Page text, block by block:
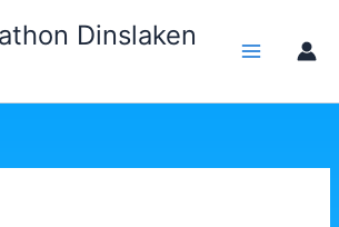
Dinslaken